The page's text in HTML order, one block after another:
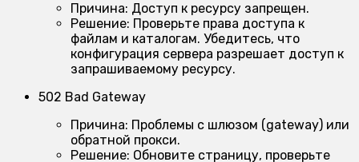
Причина: Доступ к ресурсу запрещен.
Решение: Проверьте права доступа к
файлам и каталогам. Убедитесь, что
конфигурация сервера разрешает доступ к
запрашиваемому ресурсу.
502 Bad Gateway
Причина: Проблемы с шлюзом (gateway) или
обратной прокси.
Решение: Обновите страницу, проверьте